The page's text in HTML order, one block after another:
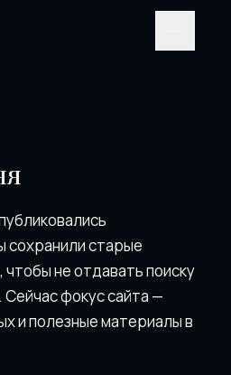
сохранили старые
не отдавать поискy
Сейчас фокус сайта —
и полезные материалы в